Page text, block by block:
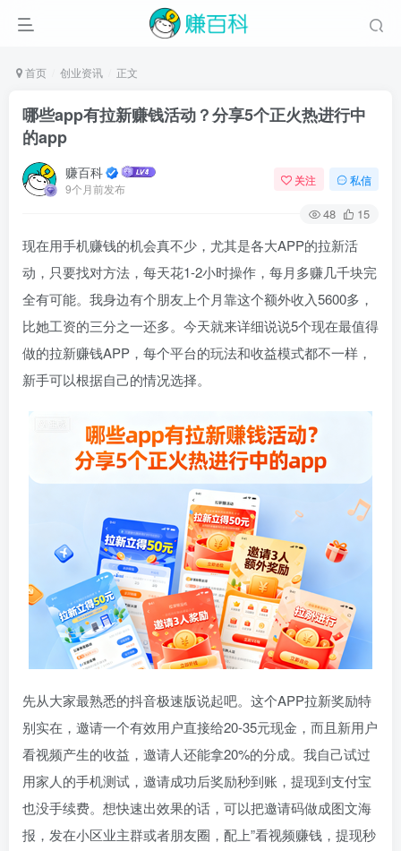
首页 创业资讯 正文
哪些app有拉新赚钱活动？分享5个正火热进行中
的app
赚百科
9个月前发布
关注 私信
48 15
现在用手机赚钱的机会真不少，尤其是各大APP的拉新活
动，只要找对方法，每天花1-2小时操作，每月多赚几千块完
全有可能。我身边有个朋友上个月靠这个额外收入5600多，
比她工资的三分之一还多。今天就来详细说说5个现在最值得
做的拉新赚钱APP，每个平台的玩法和收益模式都不一样，
新手可以根据自己的情况选择。
先从大家最熟悉的抖音极速版说起吧。这个APP拉新奖励特
别实在，邀请一个有效用户直接给20-35元现金，而且新用户
看视频产生的收益，邀请人还能拿20%的分成。我自己试过
用家人的手机测试，邀请成功后奖励秒到账，提现到支付宝
也没手续费。想快速出效果的话，可以把邀请码做成图文海
报，发在小区业主群或者朋友圈，配上”看视频赚钱，提现秒